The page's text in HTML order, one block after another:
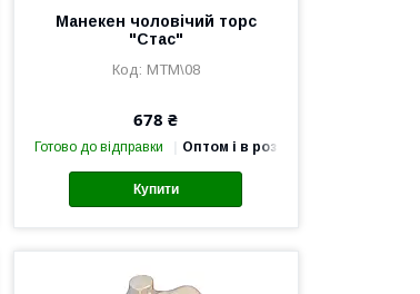
Манекен чоловічий торс
"Стас"
MTM\08
678 ₴
Готово до відправки Оптом і в роздріб
Купити